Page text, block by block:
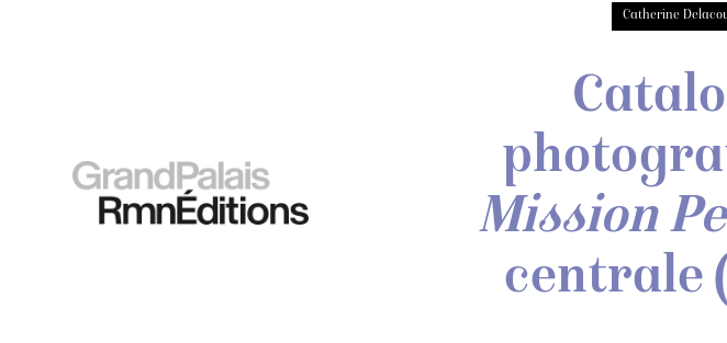
Catherine
Mission
centrale